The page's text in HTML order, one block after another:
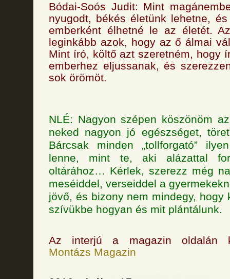
Bódai-Soós Judit: Mint
nyugodt, békés életünk lehetne,
emberként élhetné le az életét.
leginkább azok, hogy az ő álmai
Mint író, költő azt szeretném, hogy
emberhez eljussanak, és
sok örömöt.
NLÉ: Nagyon szépen köszönöm
neked nagyon jó egészséget,
Bárcsak minden „tollforgató”
lenne, mint te, aki alázattal
oltárához… Kérlek, szerezz még
meséiddel, verseiddel a
jövő, és bizony nem mindegy, hogy
szívükbe hogyan és mit plántálunk.
Az interjú a magazin oldalán
Montázs Magazin